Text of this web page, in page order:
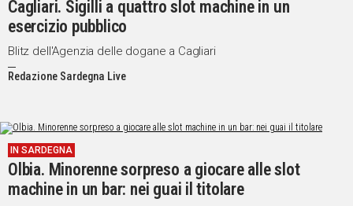
AL CANALE
WHATSAPP
Social
Cagliari. Sigilli a quattro slot machine in un
esercizio pubblico
Blitz dell'Agenzia delle dogane a Cagliari
Redazione Sardegna Live
IN SARDEGNA
Olbia. Minorenne sorpreso a giocare alle slot
machine in un bar: nei guai il titolare